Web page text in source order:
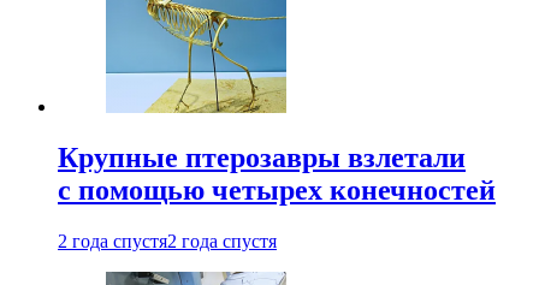
Крупные птерозавры взлетали
с помощью четырех конечностей
2 года спустя2 года спустя